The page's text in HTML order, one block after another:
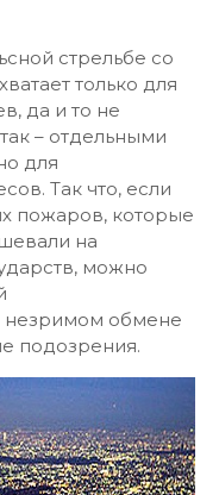
стрельбе со
только для
да и то не
– отдельными
для
Так что, если
пожаров, которые
на
можно
незримом обмене
подозрения.